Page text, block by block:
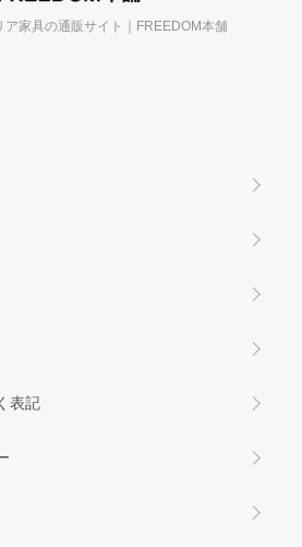
ア家具の通販サイト｜FREEDOM本舗
表記